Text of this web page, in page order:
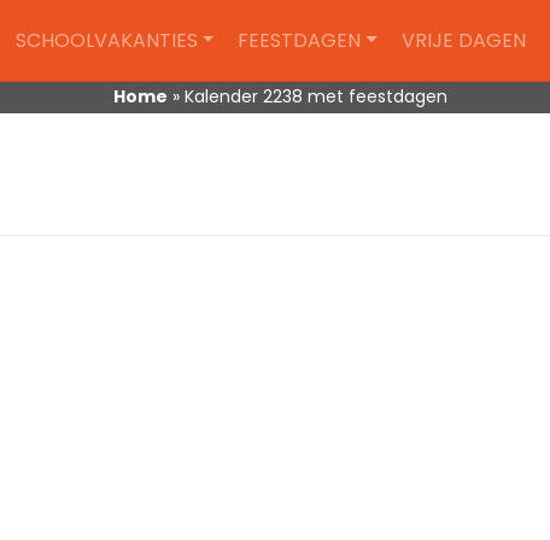
SCHOOLVAKANTIES FEESTDAGEN VRIJE DAGEN
Home » Kalender 2238 met feestdagen